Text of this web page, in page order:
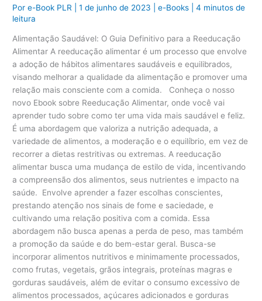
Pore-Book PLR |1 de junho de 2023 |e-Books |4 minutos de
leitura
Alimentação Saudável: O Guia Definitivo para a Reeducação
Alimentar A reeducação alimentar é um processo que envolve
a adoção de hábitos alimentares saudáveis e equilibrados,
visando melhorar a qualidade da alimentação e promover uma
relação mais consciente com a comida. Conheça o nosso
novo Ebook sobre Reeducação Alimentar, onde você vai
aprender tudo sobre como ter uma vida mais saudável e feliz.
É uma abordagem que valoriza a nutrição adequada, a
variedade de alimentos, a moderação e o equilíbrio, em vez de
recorrer a dietas restritivas ou extremas. A reeducação
alimentar busca uma mudança de estilo de vida, incentivando
a compreensão dos alimentos, seus nutrientes e impacto na
saúde. Envolve aprender a fazer escolhas conscientes,
prestando atenção nos sinais de fome e saciedade, e
cultivando uma relação positiva com a comida. Essa
abordagem não busca apenas a perda de peso, mas também
a promoção da saúde e do bem-estar geral. Busca-se
incorporar alimentos nutritivos e minimamente processados,
como frutas, vegetais, grãos integrais, proteínas magras e
gorduras saudáveis, além de evitar o consumo excessivo de
alimentos processados, açúcares adicionados e gorduras